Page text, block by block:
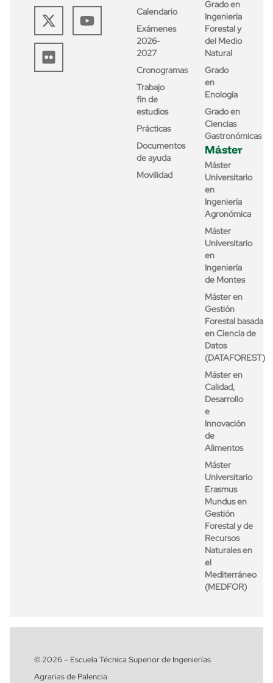
Calendario
Exámenes
2026-
2027
Cronogramas
Trabajo
fin de
estudios
Prácticas
Documentos
de ayuda
Movilidad
Grado en
Ingeniería
Forestal y
del Medio
Natural
Grado
en
Enología
Grado en
Ciencias
Gastronómicas
Máster
Máster
Universitario
en
Ingeniería
Agronómica
Máster
Universitario
en
Ingeniería
de Montes
Máster en
Gestión
Forestal basada
en Ciencia de
Datos
(DATAFOREST)
Máster en
Calidad,
Desarrollo
e
Innovación
de
Alimentos
Máster
Universitario
Erasmus
Mundus en
Gestión
Forestal y de
Recursos
Naturales en
el
Mediterráneo
(MEDFOR)
© 2026 – Escuela Técnica Superior de Ingenierías
Agrarias de Palencia